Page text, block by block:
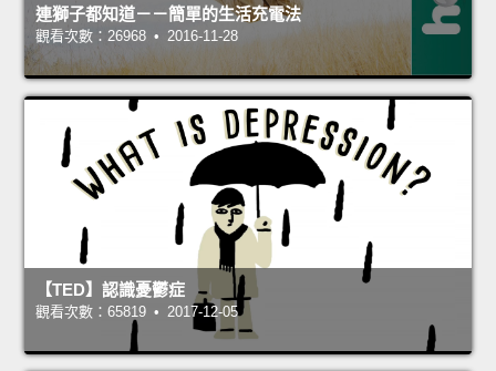
連獅子都知道－－簡單的生活充電法
觀看次數：26968 • 2016-11-28
【TED】認識憂鬱症
觀看次數：65819 • 2017-12-05